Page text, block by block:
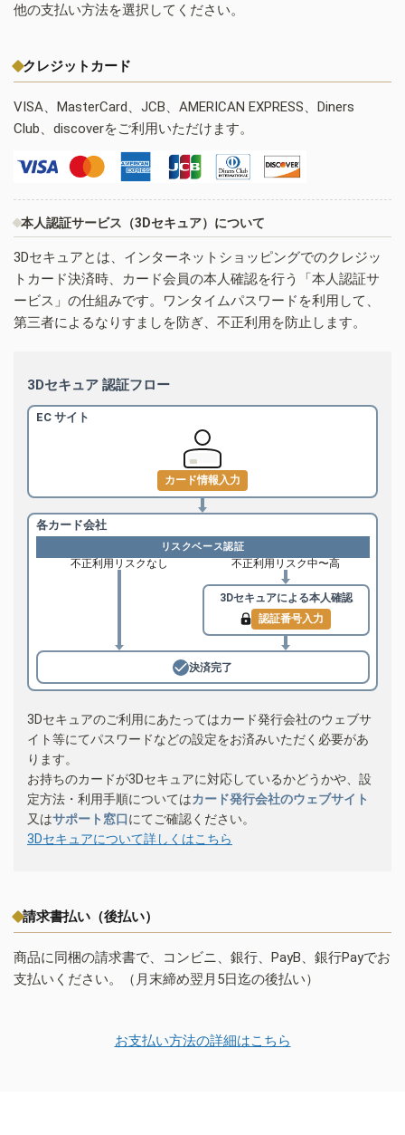
他の支払い方法を選択してください。
クレジットカード
VISA、MasterCard、JCB、AMERICAN EXPRESS、Diners
Club、discoverをご利用いただけます。
本人認証サービス（3Dセキュア）について
3Dセキュアとは、インターネットショッピングでのクレジッ
トカード決済時、カード会員の本人確認を行う「本人認証サ
ービス」の仕組みです。ワンタイムパスワードを利用して、
第三者によるなりすましを防ぎ、不正利用を防止します。
3Dセキュア 認証フロー
EC サイト
カード情報入力
各カード会社
リスクベース認証
不正利用リスクなし 不正利用リスク中〜高
3Dセキュアによる本人確認
認証番号入力
決済完了
3Dセキュアのご利用にあたってはカード発行会社のウェブサ
イト等にてパスワードなどの設定をお済みいただく必要があ
ります。
お持ちのカードが3Dセキュアに対応しているかどうかや、設
定方法・利用手順についてはカード発行会社のウェブサイト
又はサポート窓口にてご確認ください。
3Dセキュアについて詳しくはこちら
請求書払い（後払い）
商品に同梱の請求書で、コンビニ、銀行、PayB、銀行Payでお
支払いください。（月末締め翌月5日迄の後払い）
お支払い方法の詳細はこちら